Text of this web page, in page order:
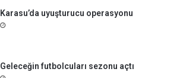
Karasu’da uyuşturucu operasyonu
Geleceğin futbolcuları sezonu açtı